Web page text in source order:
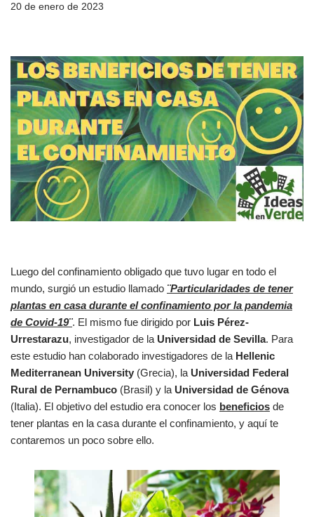
20 de enero de 2023
Luego del confinamiento obligado que tuvo lugar en todo el
mundo, surgió un estudio llamado ¨Particularidades de tener
plantas en casa durante el confinamiento por la pandemia
de Covid-19¨. El mismo fue dirigido por Luis Pérez-
Urrestarazu, investigador de la Universidad de Sevilla. Para
este estudio han colaborado investigadores de la Hellenic
Mediterranean University (Grecia), la Universidad Federal
Rural de Pernambuco (Brasil) y la Universidad de Génova
(Italia). El objetivo del estudio era conocer los beneficios de
tener plantas en la casa durante el confinamiento, y aquí te
contaremos un poco sobre ello.